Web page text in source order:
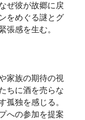
ぜ彼が故郷に戻
をめぐる謎とグ
張感を生む。
家族の期待の視
ちに酒を売らな
孤独を感じる。
への参加を提案